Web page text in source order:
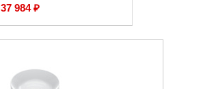
37 984 ₽